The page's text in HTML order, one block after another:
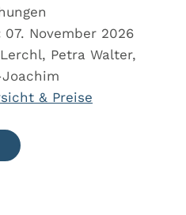
07. November 2026
Petra Walter,
& Preise